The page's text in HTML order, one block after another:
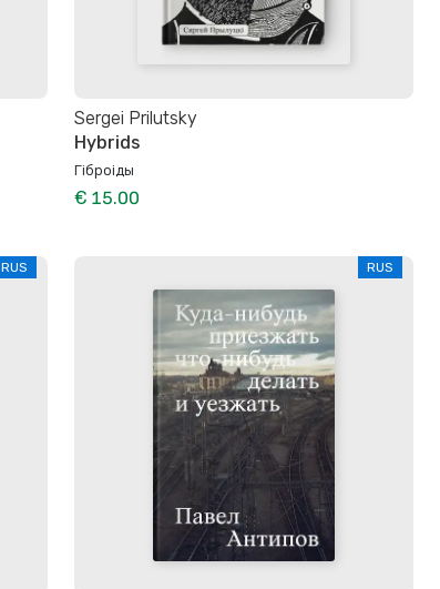
Sergei Prilutsky
Hybrids
Гіброіды
€ 15.00
RUS RUS